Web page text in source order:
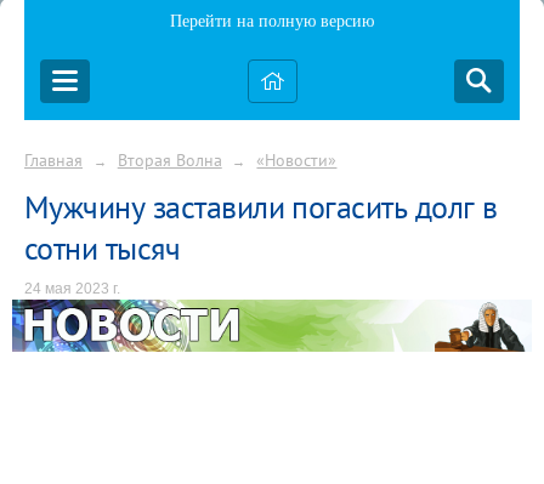
Перейти на полную версию
Главная → Вторая Волна → «Новости»
Мужчину заставили погасить долг в
сотни тысяч
24 мая 2023 г.